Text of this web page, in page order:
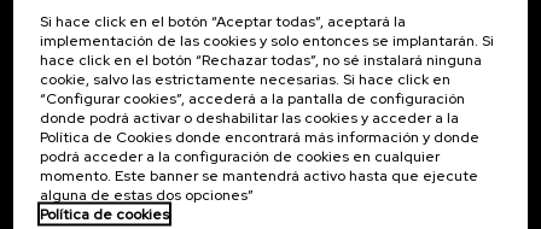
Contacto
Palacio Miramar
Paseo de Miraconcha, 48
20007 Donostia / San Sebastián
Gipuzkoa, Spain
Contacta con nosotros
De interés...
Actividades anteriores
Si hace click en el botón “Aceptar todas”, aceptará la
implementación de las cookies y solo entonces se implantarán. Si
hace click en el botón “Rechazar todas”, no sé instalará ninguna
cookie, salvo las estrictamente necesarias. Si hace click en
“Configurar cookies”, accederá a la pantalla de configuración
donde podrá activar o deshabilitar las cookies y acceder a la
Política de Cookies donde encontrará más información y donde
podrá acceder a la configuración de cookies en cualquier
momento. Este banner se mantendrá activo hasta que ejecute
alguna de estas dos opciones”
Política de cookies